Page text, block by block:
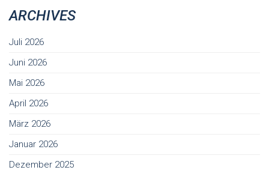
ARCHIVES
Juli 2026
Juni 2026
Mai 2026
April 2026
März 2026
Januar 2026
Dezember 2025